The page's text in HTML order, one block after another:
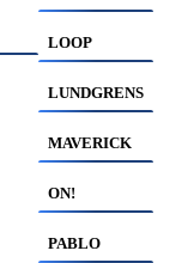
LOOP
LUNDGRENS
MAVERICK
ON!
PABLO